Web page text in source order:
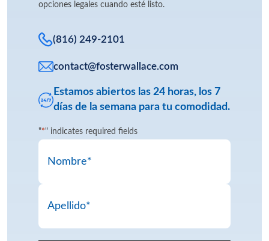
opciones legales cuando esté listo.
(816) 249-2101
contact@fosterwallace.com
Estamos abiertos las 24 horas, los 7
días de la semana para tu comodidad.
"*" indicates required fields
Nombre